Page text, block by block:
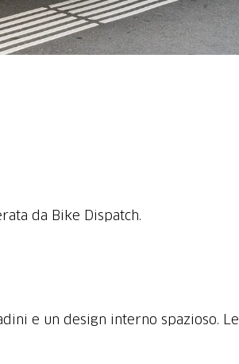
da Bike Dispatch.
e un design interno spazioso. Le